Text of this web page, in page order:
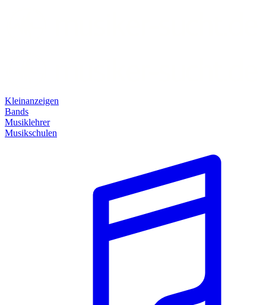
Kleinanzeigen
Bands
Musiklehrer
Musikschulen